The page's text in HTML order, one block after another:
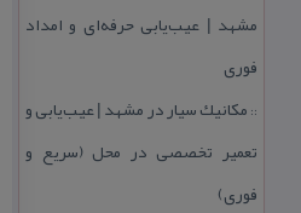
مشهد | عیب‌یابی حرفه‌ای و امداد
فوری
:: مكانیك سیار در مشهد | عیب‌یابی و
تعمیر تخصصی در محل (سریع و
فوری)